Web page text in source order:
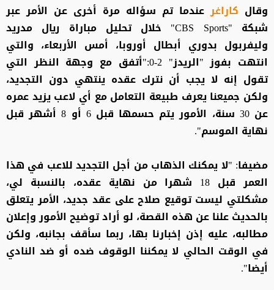
وقال كاراغر عندما تم سؤاله مرة أخرى عن الأمر عبر
شبكة "CBS Sports" خلال تحليل مباراة ريال مدريد
وليفربول بدوري أبطال أوروبا، أمس الأربعاء، والتي
انتهت بفوز "الريدز" 2-0:"أتفق مع وجهة النظر التي
تقول إنه لا يجب أن نترك عقده ينتهي دون التجديد،
ولكن جميعنا يعرف طبيعة التعامل مع أي لاعب يزيد عمره
عن 30 سنة، الأمور يتم حسمها قبل 6 أو 8 أشهر قبل
نهاية الموسم".
مضيفا: "لا يمكنك الذهاب من أجل التجديد للاعب في هذا
العمر قبل 18 شهرا من نهاية عقده، بالنسبة لي،
مشكلتي ليست توقيع صلاح على عقد جديد، الأمر يتعلق
بالحديث علنا عن هذه القصة، لو أراد توضيح الأمور وإعلان
مطالبه، عليه إذن إخبارنا بها، ربما سأقف بجانبه، ولكن
في الوقت الحالي لا يمكننا الوقوف ضده أو ضد النادي
أيضا".